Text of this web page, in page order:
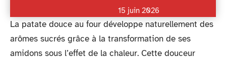
15 juin 2026
La patate douce au four développe naturellement des
arômes sucrés grâce à la transformation de ses
amidons sous l’effet de la chaleur. Cette douceur